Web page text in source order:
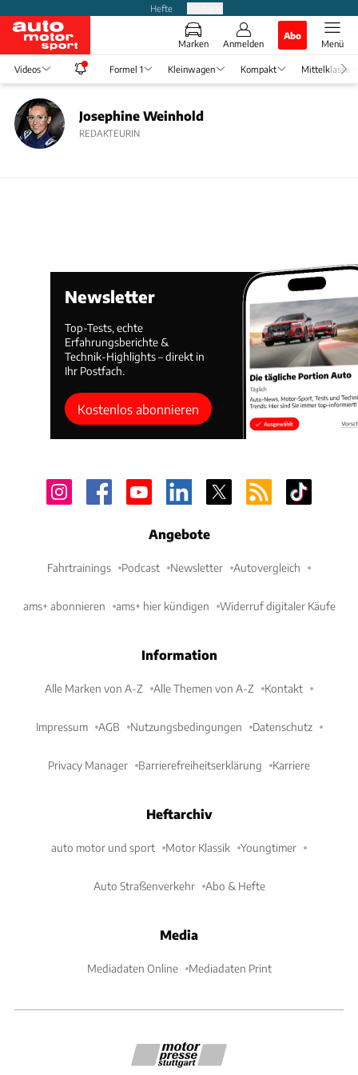
Hefte
Marken Anmelden
Abo
Menü
Videos Formel 1 Kleinwagen Kompakt Mittelklasse
Josephine Weinhold
REDAKTEURIN
Newsletter
Top-Tests, echte
Erfahrungsberichte &
Technik-Highlights – direkt in
Ihr Postfach.
Kostenlos abonnieren
Angebote
Fahrtrainings Podcast Newsletter Autovergleich
ams+ abonnieren ams+ hier kündigen Widerruf digitaler Käufe
Information
Alle Marken von A-Z Alle Themen von A-Z Kontakt
Impressum AGB Nutzungsbedingungen Datenschutz
Privacy Manager Barrierefreiheitserklärung Karriere
Heftarchiv
auto motor und sport Motor Klassik Youngtimer
Auto Straßenverkehr Abo & Hefte
Media
Mediadaten Online Mediadaten Print